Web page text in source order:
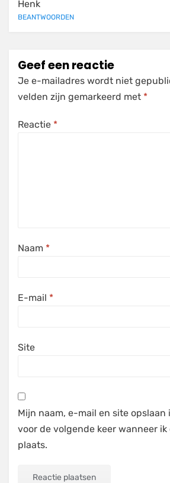
Henk
BEANTWOORDEN
Geef een reactie
Je e-mailadres wordt niet
velden zijn gemarkeerd met *
Reactie *
Naam *
E-mail *
Site
Mijn naam, e-mail en site opslaan
voor de volgende keer wanneer
plaats.